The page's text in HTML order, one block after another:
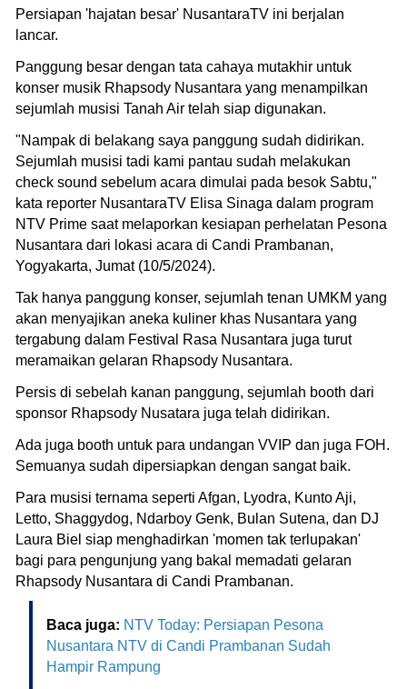
Persiapan 'hajatan besar' NusantaraTV ini berjalan
lancar.
Panggung besar dengan tata cahaya mutakhir untuk
konser musik Rhapsody Nusantara yang menampilkan
sejumlah musisi Tanah Air telah siap digunakan.
"Nampak di belakang saya panggung sudah didirikan.
Sejumlah musisi tadi kami pantau sudah melakukan
check sound sebelum acara dimulai pada besok Sabtu,"
kata reporter NusantaraTV Elisa Sinaga dalam program
NTV Prime saat melaporkan kesiapan perhelatan Pesona
Nusantara dari lokasi acara di Candi Prambanan,
Yogyakarta, Jumat (10/5/2024).
Tak hanya panggung konser, sejumlah tenan UMKM yang
akan menyajikan aneka kuliner khas Nusantara yang
tergabung dalam Festival Rasa Nusantara juga turut
meramaikan gelaran Rhapsody Nusantara.
Persis di sebelah kanan panggung, sejumlah booth dari
sponsor Rhapsody Nusatara juga telah didirikan.
Ada juga booth untuk para undangan VVIP dan juga FOH.
Semuanya sudah dipersiapkan dengan sangat baik.
Para musisi ternama seperti Afgan, Lyodra, Kunto Aji,
Letto, Shaggydog, Ndarboy Genk, Bulan Sutena, dan DJ
Laura Biel siap menghadirkan 'momen tak terlupakan'
bagi para pengunjung yang bakal memadati gelaran
Rhapsody Nusantara di Candi Prambanan.
Baca juga: NTV Today: Persiapan Pesona
Nusantara NTV di Candi Prambanan Sudah
Hampir Rampung